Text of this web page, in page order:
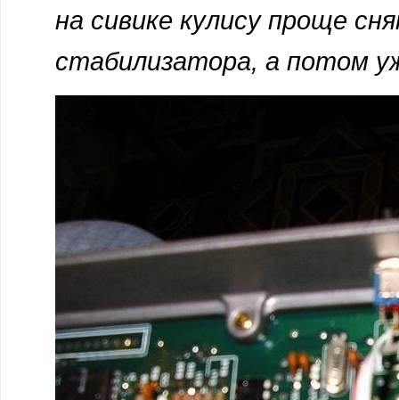
на сивике кулису проще
стабилизатора, а потом